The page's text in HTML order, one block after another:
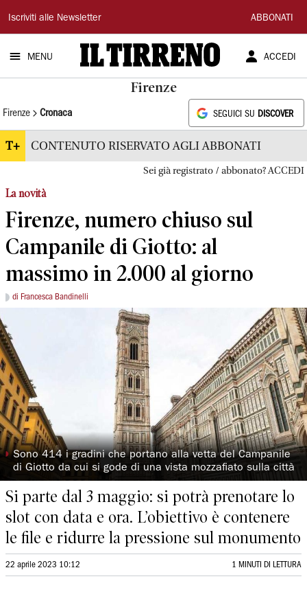
Il
Tirreno
Iscriviti alle Newsletter ABBONATI
MENU ACCEDI
Firenze
Firenze Cronaca SEGUICI SU DISCOVER
T+ CONTENUTO RISERVATO AGLI ABBONATI
Sei già registrato / abbonato? ACCEDI
La novità
Firenze, numero chiuso sul
Campanile di Giotto: al
massimo in 2.000 al giorno
di Francesca Bandinelli
◗ Sono 414 i gradini che portano alla vetta del Campanile
di Giotto da cui si gode di una vista mozzafiato sulla città
Si parte dal 3 maggio: si potrà prenotare lo
slot con data e ora. L’obiettivo è contenere
le file e ridurre la pressione sul monumento
22 aprile 2023 10:12 1 MINUTI DI LETTURA